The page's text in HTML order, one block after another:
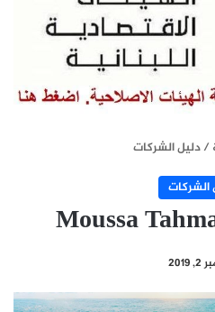
/دليل الشركات
الشركات
Moussa